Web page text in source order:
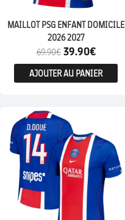
MAILLOT PSG ENFANT DOMICILE
2026 2027
69.90€ 39.90€
AJOUTER AU PANIER